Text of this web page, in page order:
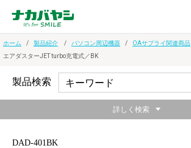
ホーム 製品紹介 パソコン周辺機器 OAサプライ関連商品
エアダスターJET turbo充電式／BK
DAD-401BK
製品検索
詳しく検索